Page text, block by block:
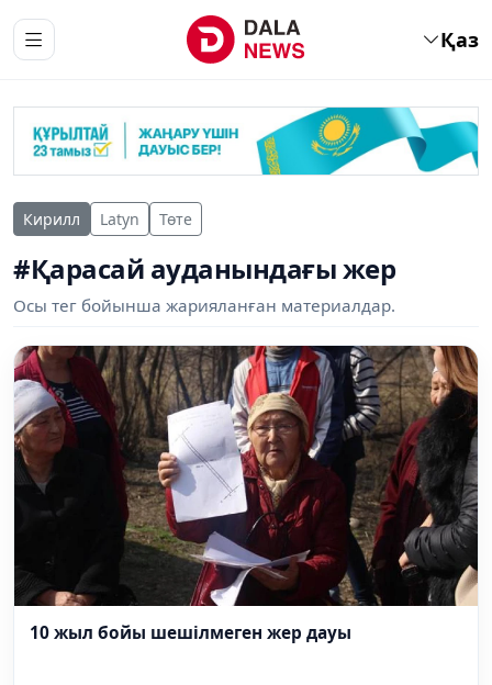
Қаз
Кирилл Latyn Төте
#Қарасай ауданындағы жер
Осы тег бойынша жарияланған материалдар.
10 жыл бойы шешілмеген жер дауы